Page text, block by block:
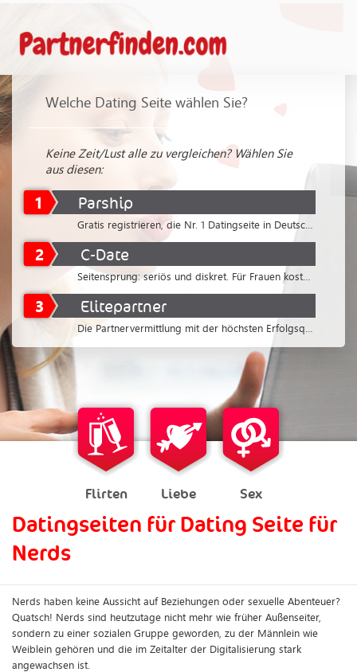
Welche Dating Seite wählen Sie?
Keine Zeit/Lust alle zu vergleichen? Wählen Sie
aus diesen:
1 Parship
2 C-Date
3 Elitepartner
Flirten Liebe Sex
Datingseiten für Dating Seite für
Nerds
Nerds haben keine Aussicht auf Beziehungen oder sexuelle Abenteuer?
Quatsch! Nerds sind heutzutage nicht mehr wie früher Außenseiter,
sondern zu einer sozialen Gruppe geworden, zu der Männlein wie
Weiblein gehören und die im Zeitalter der Digitalisierung stark
angewachsen ist.